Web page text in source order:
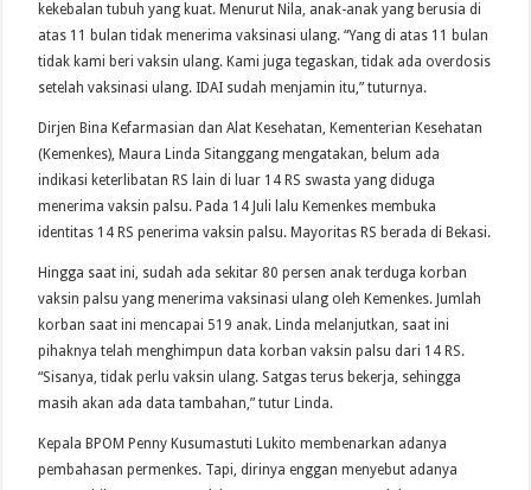
kekebalan tubuh yang kuat. Menurut Nila, anak-anak yang berusia di
atas 11 bulan tidak menerima vaksinasi ulang. “Yang di atas 11 bulan
tidak kami beri vaksin ulang. Kami juga tegaskan, tidak ada overdosis
setelah vaksinasi ulang. IDAI sudah menjamin itu,” tuturnya.
Dirjen Bina Kefarmasian dan Alat Kesehatan, Kementerian Kesehatan
(Kemenkes), Maura Linda Sitanggang mengatakan, belum ada
indikasi keterlibatan RS lain di luar 14 RS swasta yang diduga
menerima vaksin palsu. Pada 14 Juli lalu Kemenkes membuka
identitas 14 RS penerima vaksin palsu. Mayoritas RS berada di Bekasi.
Hingga saat ini, sudah ada sekitar 80 persen anak terduga korban
vaksin palsu yang menerima vaksinasi ulang oleh Kemenkes. Jumlah
korban saat ini mencapai 519 anak. Linda melanjutkan, saat ini
pihaknya telah menghimpun data korban vaksin palsu dari 14 RS.
“Sisanya, tidak perlu vaksin ulang. Satgas terus bekerja, sehingga
masih akan ada data tambahan,” tutur Linda.
Kepala BPOM Penny Kusumastuti Lukito membenarkan adanya
pembahasan permenkes. Tapi, dirinya enggan menyebut adanya